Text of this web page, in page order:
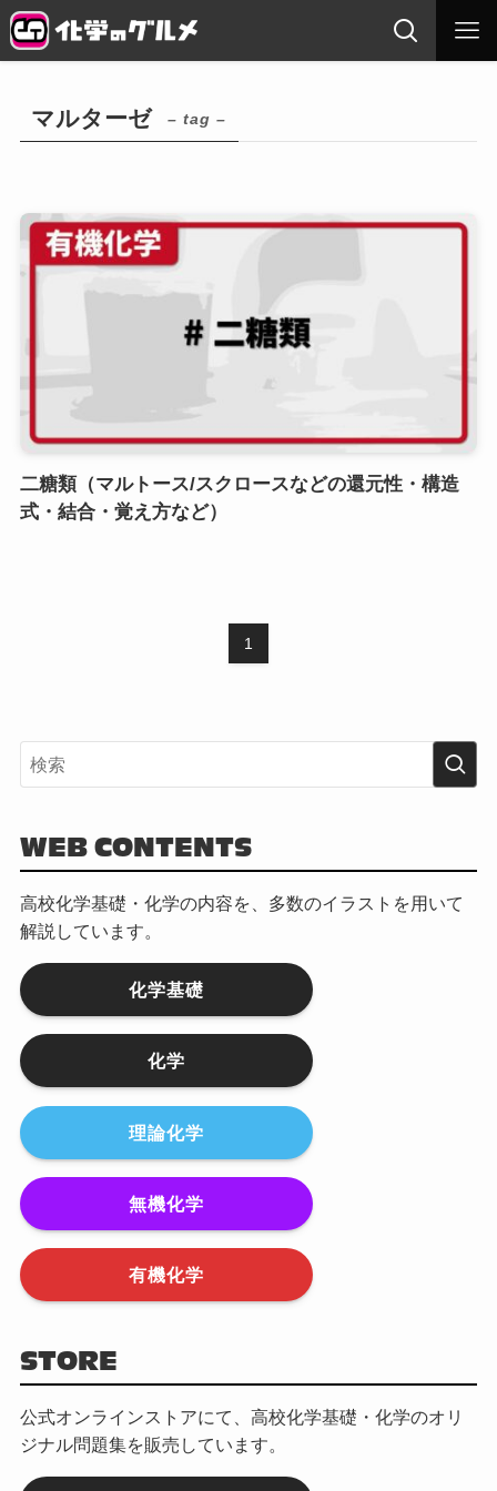
マルターゼ – tag –
二糖類（マルトース/スクロースなどの還元性・構造
式・結合・覚え方など）
1
WEB CONTENTS
高校化学基礎・化学の内容を、多数のイラストを用いて
解説しています。
化学基礎
化学
理論化学
無機化学
有機化学
STORE
公式オンラインストアにて、高校化学基礎・化学のオリ
ジナル問題集を販売しています。